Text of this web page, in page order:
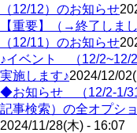
（12/12）のお知らせ
【重要】（→終了しま
（12/11）のお知らせ
♪イベント （12/2~12/
実施します♪2024/12/
◆お知らせ （12/2-1/31
記事検索）の全オプシ
2024/11/28(木) - 16:07